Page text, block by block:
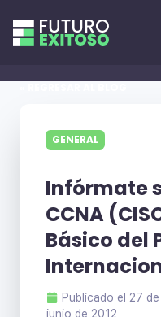
GENERAL
Infórmate
CCNA
Básico del
Publicado el 27 de
junio de 2012